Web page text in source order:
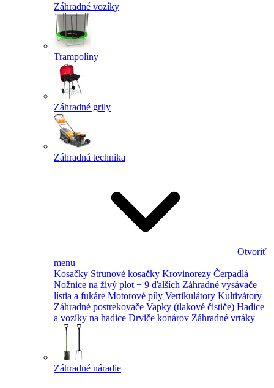
Záhradné vozíky
Trampolíny
Záhradné grily
Záhradná technika
Otvoriť
menu
Kosačky Strunové kosačky Krovinorezy Čerpadlá
Nožnice na živý plot + 9 ďalších Záhradné vysávače
lístia a fukáre Motorové píly Vertikulátory Kultivátory
Záhradné postrekovače Vapky (tlakové čističe) Hadice
a vozíky na hadice Drviče konárov Záhradné vrtáky
Záhradné náradie